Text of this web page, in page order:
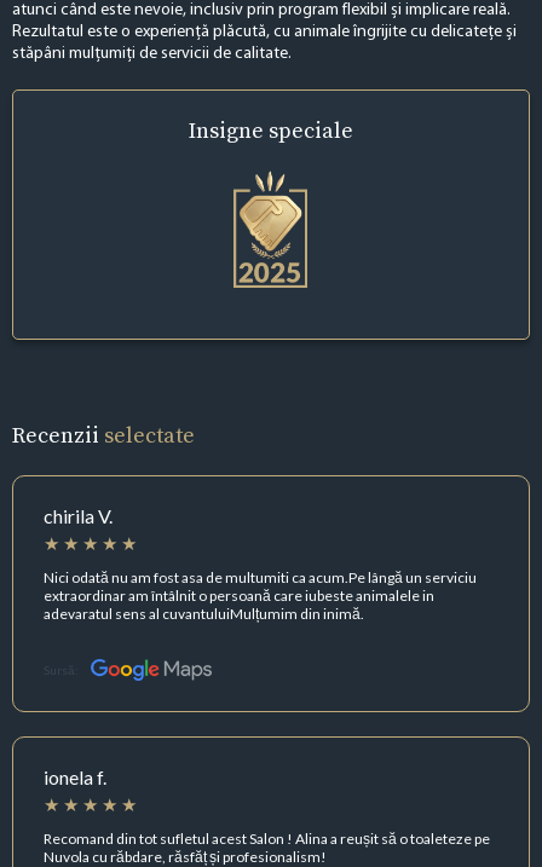
atunci când este nevoie, inclusiv prin program flexibil și implicare reală.
Rezultatul este o experiență plăcută, cu animale îngrijite cu delicatețe și
stăpâni mulțumiți de servicii de calitate.
Insigne speciale
Recenzii selectate
chirila V.
Nici odată nu am fost asa de multumiti ca acum.Pe lângă un serviciu
extraordinar am întâlnit o persoană care iubeste animalele in
adevaratul sens al cuvantuluiMulțumim din inimă.
Sursă:
ionela f.
Recomand din tot sufletul acest Salon ! Alina a reușit să o toaleteze pe
Nuvola cu răbdare, răsfăț și profesionalism!